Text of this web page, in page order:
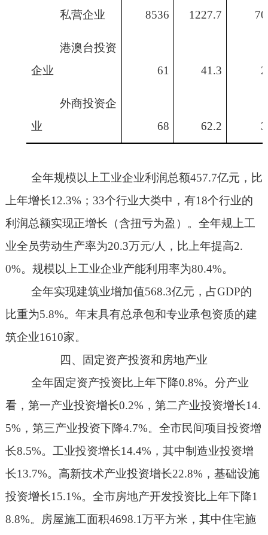
私营企业 8536 1227.7
港澳台投资
企业
61 41.3
外商投资企
业
68 62.2
全年规模以上工业企业利润总额457.7亿元，比
上年增长12.3%； 33个行业大类中，有18个行业的
利润总额实现正增长（含扭亏为盈）。全年规上工
业全员劳动生产率为20.3万元/人，比上年提高2.
0%。规模以上工业企业产能利用率为80.4%。
全年实现建筑业增加值568.3亿元，占GDP的
比重为5.8%。年末具有总承包和专业承包资质的建
筑企业1610家。
四、固定资产投资和房地产业
全年固定资产投资比上年下降0.8%。分产业
看，第一产业投资增长0.2%，第二产业投资增长14.
5%，第三产业投资下降4.7%。全市民间项目投资增
长8.5%。工业投资增长14.4%，其中制造业投资增
长13.7%。高新技术产业投资增长22.8%，基础设施
投资增长15.1%。全市房地产开发投资比上年下降1
8.8%。房屋施工面积4698.1万平方米，其中住宅施